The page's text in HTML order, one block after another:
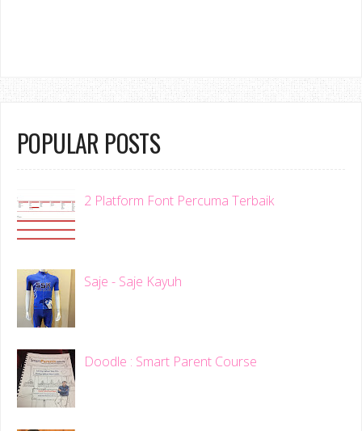
POPULAR POSTS
2 Platform Font Percuma Terbaik
Saje - Saje Kayuh
Doodle : Smart Parent Course